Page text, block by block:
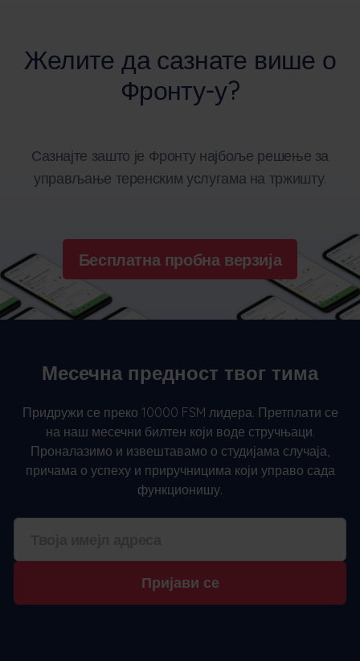
Желите да сазнате више о
Фронту-у?
Сазнајте зашто је Фронту најбоље решење за
управљање теренским услугама на тржишту.
Бесплатна пробна верзија
Месечна предност твог тима
Придружи се преко 10000 FSM лидера. Претплати се
на наш месечни билтен који воде стручњаци.
Проналазимо и извештавамо о студијама случаја,
причама о успеху и приручницима који управо сада
функционишу.
Пријави се